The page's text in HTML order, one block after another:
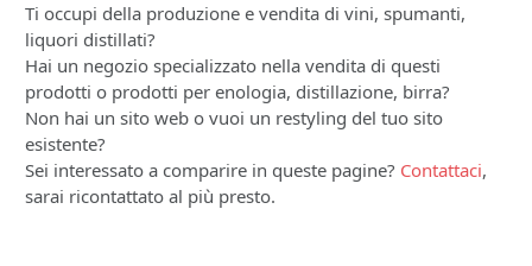
Ti occupi della produzione e vendita di vini, spumanti,
liquori distillati?
Hai un negozio specializzato nella vendita di questi
prodotti o prodotti per enologia, distillazione, birra?
Non hai un sito web o vuoi un restyling del tuo sito
esistente?
Sei interessato a comparire in queste pagine? Contattaci,
sarai ricontattato al più presto.